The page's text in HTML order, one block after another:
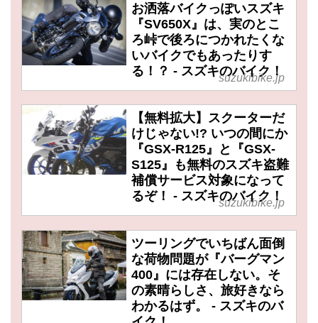
お洒落バイクっぽいスズキ
『SV650X』は、実のとこ
ろ峠で後ろにつかれたくな
いバイクでもあったりす
る！？ - スズキのバイク！
suzukibike.jp
【無料拡大】スクーターだ
けじゃない!? いつの間にか
『GSX-R125』と『GSX-
S125』も無料のスズキ盗難
補償サービス対象になって
るぞ！ - スズキのバイク！
suzukibike.jp
ツーリングでいちばん面倒
な荷物問題が『バーグマン
400』には存在しない。そ
の素晴らしさ、旅好きなら
わかるはず。 - スズキのバ